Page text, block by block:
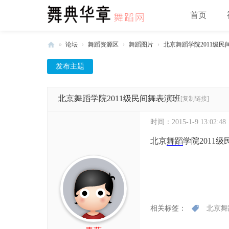
首页
舞
典
» 论坛 › 舞蹈资源区 › 舞蹈图片 › 北京舞蹈学院2011级民
发布主题
北京舞蹈学院2011级民间舞表演班 [复制链接]
时间： 2015-1-9 13:02:48
北京舞蹈学院2011级
相关标签： 北京